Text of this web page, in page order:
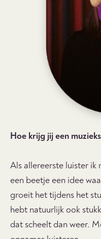
Hoe krijg jij een
Als allereerste luister ik
een beetje een idee
groeit het tijdens het
hebt natuurlijk ook
dat scheelt dan weer.
Filter
1e violisten 13 2e
NL